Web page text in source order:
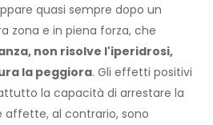
quasi sempre dopo un
zona e in piena forza, che
non risolve l'iperidrosi,
la peggiora. Gli effetti positivi
la capacità di arrestare la
affette, al contrario, sono